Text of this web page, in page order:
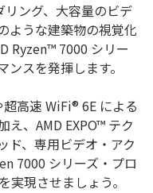
ング、大容量のビデ
ような建築物の視覚化
Ryzen™ 7000 シリー
スを発揮します。
高速 WiFi® 6E による
、AMD EXPO™ テク
ド、専用ビデオ・アク
7000 シリーズ・プロ
実現させましょう。